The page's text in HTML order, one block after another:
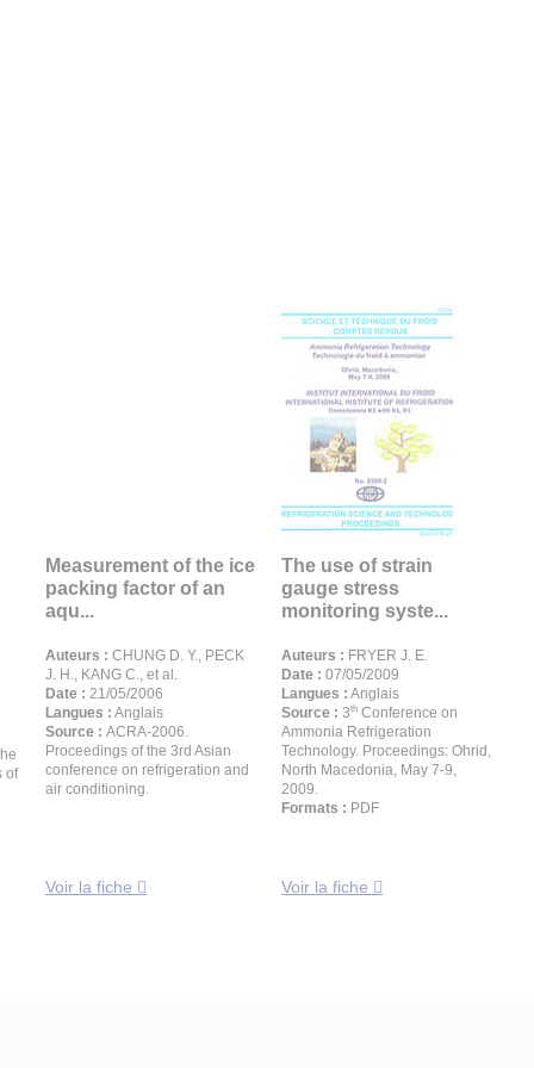
of
Measurement of the ice
packing factor of an
aqu...
Auteurs : CHUNG D. Y., PECK
J. H., KANG C., et al.
Date : 21/05/2006
Langues : Anglais
Source : ACRA-2006.
Proceedings of the 3rd Asian
conference on refrigeration and
air conditioning.
Voir la fiche
The use of strain
gauge stress
monitoring syste...
Auteurs : FRYER J. E.
Date : 07/05/2009
Langues : Anglais
Source : 3th Conference on
Ammonia Refrigeration
Technology. Proceedings: Ohrid,
North Macedonia, May 7-9,
2009.
Formats : PDF
Voir la fiche